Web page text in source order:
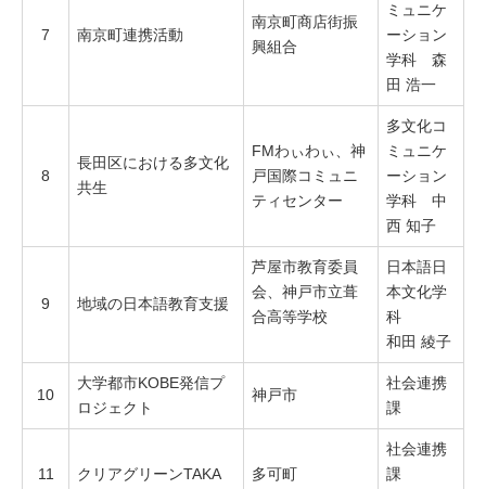
7 南京町連携活動
南京町商店街振
興組合
ミュニケ
ーション
学科 森
田 浩一
8
長田区における多文化
共生
FMわぃわぃ、神
戸国際コミュニ
ティセンター
多文化コ
ミュニケ
ーション
学科 中
西 知子
9 地域の日本語教育支援
芦屋市教育委員
会、神戸市立葺
合高等学校
日本語日
本文化学
科
和田 綾子
10
大学都市KOBE発信プ
ロジェクト
神戸市
社会連携
課
11 クリアグリーンTAKA 多可町
社会連携
課